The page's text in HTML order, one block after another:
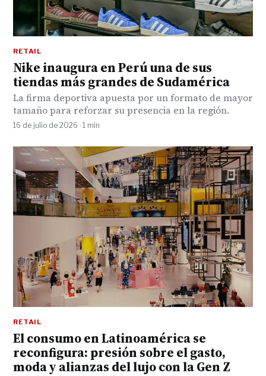
RETAIL
Nike inaugura en Perú una de sus
tiendas más grandes de Sudamérica
La firma deportiva apuesta por un formato de mayor
tamaño para reforzar su presencia en la región.
16 de julio de 2026 · 1 min
RETAIL
El consumo en Latinoamérica se
reconfigura: presión sobre el gasto,
moda y alianzas del lujo con la Gen Z